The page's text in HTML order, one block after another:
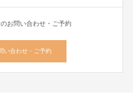
お問い合わせ・ご予約
い合わせ・ご予約